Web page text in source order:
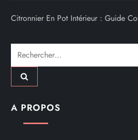
Citronnier En Pot Intérieur : Guide
Rechercher :
A PROPOS